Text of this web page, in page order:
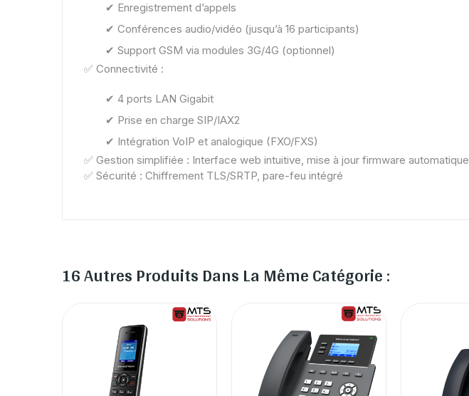
✔ Enregistrement d’appels
✔ Conférences audio/vidéo (jusqu’à 16 participants)
✔ Support GSM via modules 3G/4G (optionnel)
✅ Connectivité :
✔ 4 ports LAN Gigabit
✔ Prise en charge SIP/IAX2
✔ Intégration VoIP et analogique (FXO/FXS)
✅ Gestion simplifiée : Interface web intuitive, mise à jour firmware automatique
✅ Sécurité : Chiffrement TLS/SRTP, pare-feu intégré
16 Autres Produits Dans La Même Catégorie :